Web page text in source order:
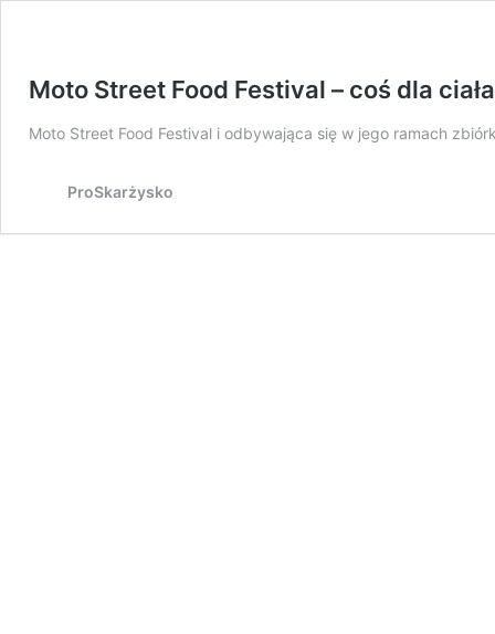
Moto Street Food Festival – coś dla
Moto Street Food Festival i odbywająca się w jego ramach
ProSkarżysko